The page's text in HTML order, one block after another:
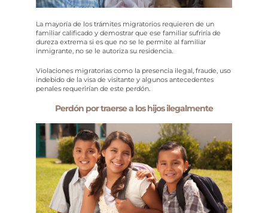
La mayoría de los trámites migratorios requieren de un
familiar calificado y demostrar que ese familiar sufriría de
dureza extrema si es que no se le permite al familiar
inmigrante, no se le autoriza su residencia.
Violaciones migratorias como la presencia ilegal, fraude, uso
indebido de la visa de visitante y algunos antecedentes
penales requerirían de este perdón.
Perdón por traerse a los hijos ilegalmente